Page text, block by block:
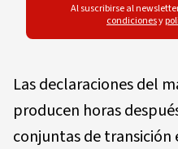
Al suscribirse al
condicionesy
Las declaraciones del
producen horas
conjuntas de transición